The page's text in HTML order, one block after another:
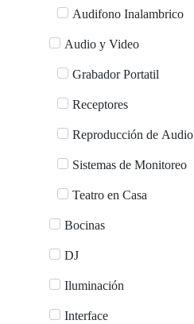
Audifono Inalambrico
Audio y Video
Grabador Portatil
Receptores
Reproducción de Audio
Sistemas de Monitoreo
Teatro en Casa
Bocinas
DJ
Iluminación
Interface